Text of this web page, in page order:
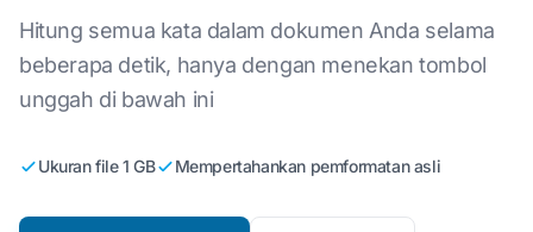
Hitung semua kata dalam dokumen Anda selama
beberapa detik, hanya dengan menekan tombol
unggah di bawah ini
Ukuran file 1 GB Mempertahankan pemformatan asli